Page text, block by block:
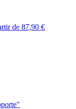
de 87,90 €